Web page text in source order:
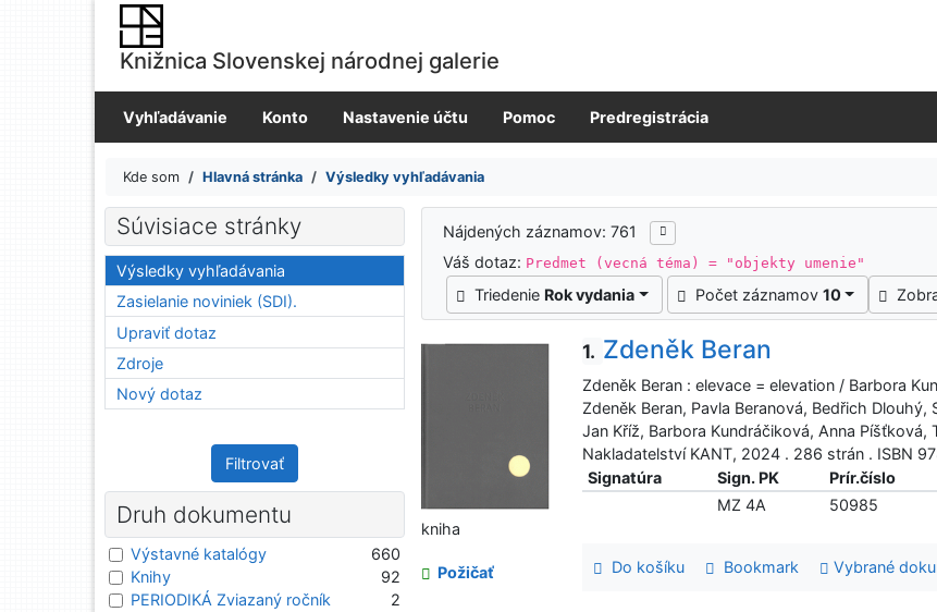
Prejsť na obsah
Prejsť na menu
Prehlásenie o webovej prístupnosti
Knižnica Slovenskej národnej galerie
Vyhľadávanie Konto Nastavenie účtu Pomoc Predregistrácia
Kde som Hlavná stránka Výsledky vyhľadávania
Výsledky vyhľadávaniaNájdených záznamov: 761
Váš dotaz: Predmet (vecná téma) = "objekty umenie"
Triedenie Rok vydania Počet záznamov 10
1. Zdeněk Beran
Zdeněk Beran : elevace = elevation / Barbora
Zdeněk Beran, Pavla Beranová, Bedřich
Jan Kříž, Barbora Kundráčiková, Anna
Nakladatelství KANT, 2024 . 286 strán . ISBN
Signatúra
Sign. PK Prír.číslo
MZ 4A
50985
Do košíku Bookmark Vybrané
kniha
Požičať
Súvisiace stránky
Výsledky vyhľadávania
Zasielanie noviniek (SDI).
Upraviť dotaz
Zdroje
Nový dotaz
Filtrovať
Druh dokumentu
Výstavné katalógy
660
Knihy
92
PERIODIKÁ Zviazaný ročník
2